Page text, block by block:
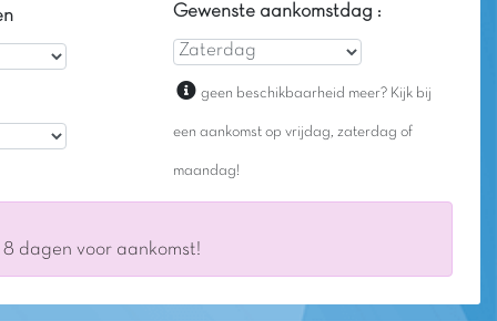
Gewenste aankomstdag :
geen beschikbaarheid meer? Kijk bij
een aankomst op vrijdag, zaterdag of
maandag!
dagen voor aankomst!